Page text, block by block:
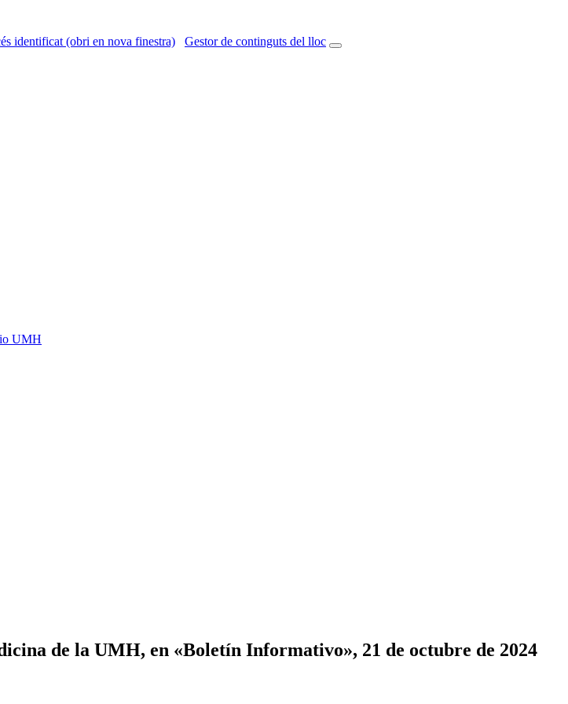
identificat (obri en nova finestra) Gestor de continguts del lloc
UMH
de la UMH, en «Boletín Informativo», 21 de octubre de 2024